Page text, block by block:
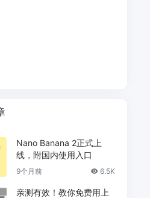
Nano Banana 2正式上
线，附国内使用入口
9个月前 6.5K
亲测有效！教你免费用上